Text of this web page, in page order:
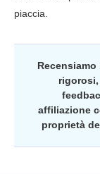
piaccia.
affiliazione
proprietà